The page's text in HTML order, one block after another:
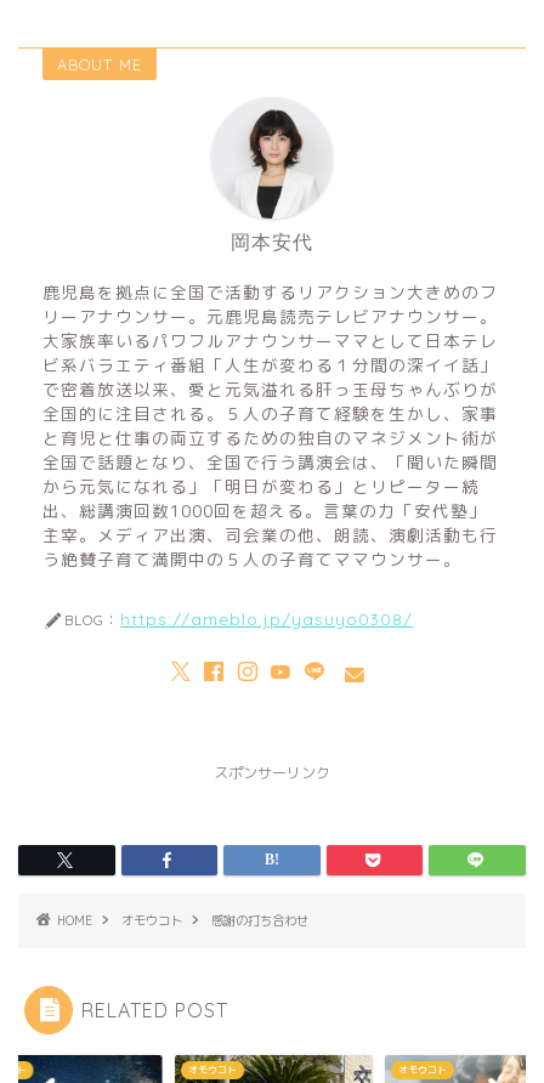
ABOUT ME
岡本安代
鹿児島を拠点に全国で活動するリアクション大きめのフ
リーアナウンサー。元鹿児島読売テレビアナウンサー。
大家族率いるパワフルアナウンサーママとして日本テレ
ビ系バラエティ番組「人生が変わる１分間の深イイ話」
で密着放送以来、愛と元気溢れる肝っ玉母ちゃんぶりが
全国的に注目される。５人の子育て経験を生かし、家事
と育児と仕事の両立するための独自のマネジメント術が
全国で話題となり、全国で行う講演会は、「聞いた瞬間
から元気になれる」「明日が変わる」とリピーター続
出、総講演回数1000回を超える。言葉の力「安代塾」
主宰。メディア出演、司会業の他、朗読、演劇活動も行
う絶賛子育て満開中の５人の子育てママウンサー。
BLOG： https://ameblo.jp/yasuyo0308/
スポンサーリンク
HOME オモウコト 感謝の打ち合わせ
RELATED POST
コト オモウコト オモウコト